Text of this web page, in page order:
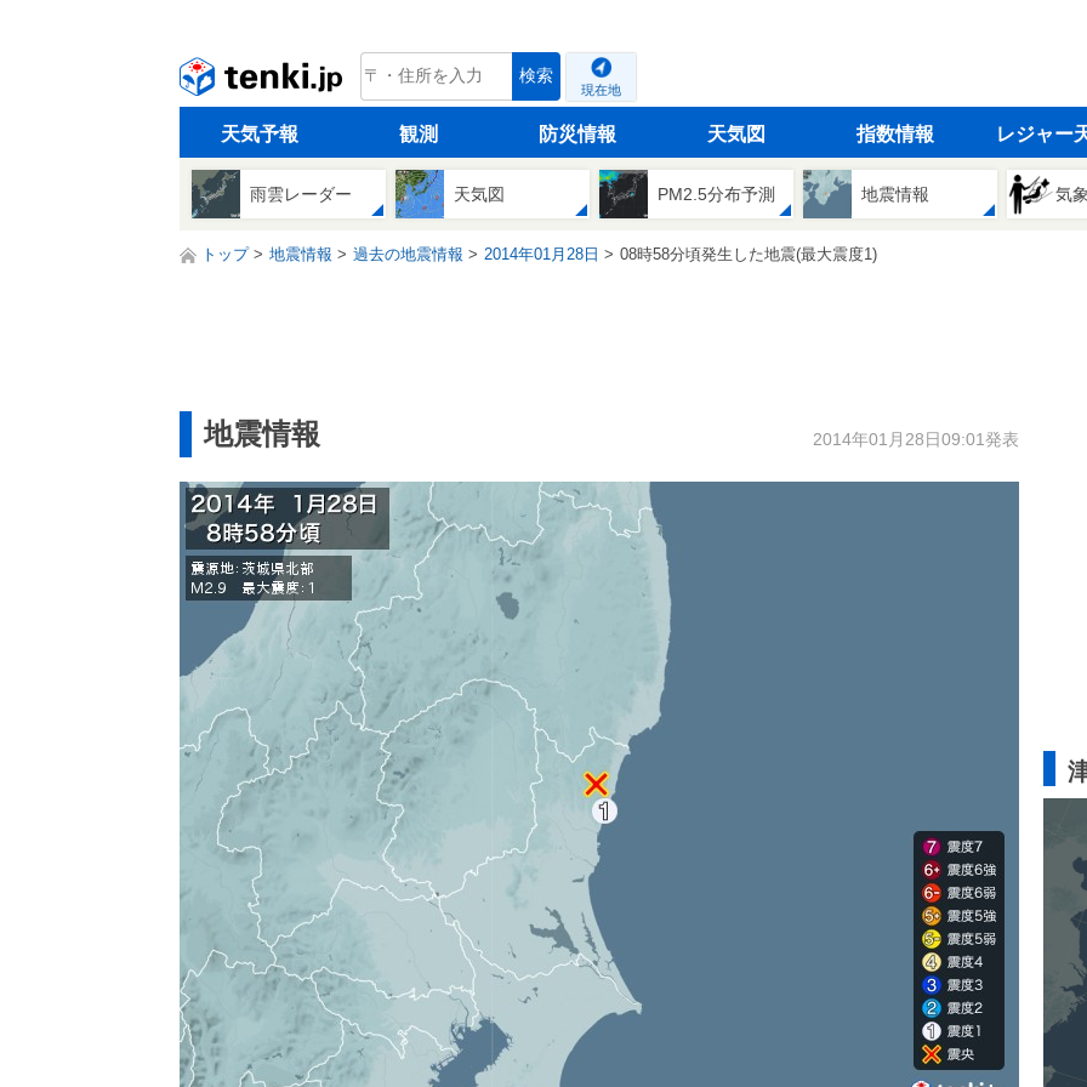
tenki.jp 検索
現在地
天気予報 観測 防災情報 天気図 指数情報 レジャー
雨雲レーダー 天気図 PM2.5分布予測 地震情報 気
トップ 地震情報 過去の地震情報 2014年01月28日 08時58分頃発生した地震(最大震度1)
地震情報 2014年01月28日09:01発表